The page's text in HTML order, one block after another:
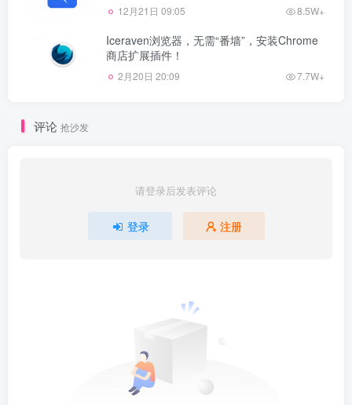
12月21日 09:05 8.5W+
Iceraven浏览器，无需“番墙”，安装Chrome
商店扩展插件！
2月20日 20:09 7.7W+
评论 抢沙发
请登录后发表评论
登录 注册